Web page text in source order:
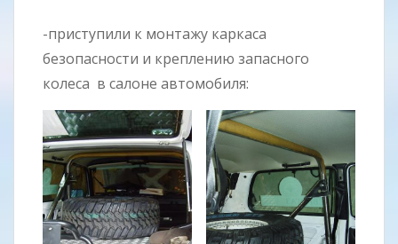
-приступили к монтажу каркаса
безопасности и креплению запасного
колеса в салоне автомобиля: